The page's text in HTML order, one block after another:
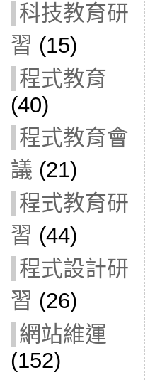
科技教育研
習 (15)
程式教育
(40)
程式教育會
議 (21)
程式教育研
習 (44)
程式設計研
習 (26)
網站維運
(152)